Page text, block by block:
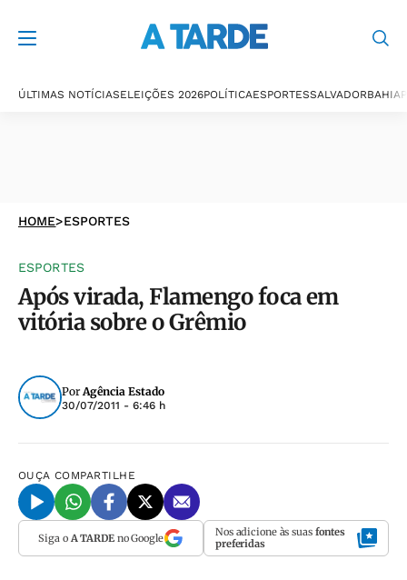
ÚLTIMAS NOTÍCIASELEIÇÕES 2026POLÍTICAESPORTESSALVADORBAHIA
HOME>ESPORTES
ESPORTES
Após virada, Flamengo foca em
vitória sobre o Grêmio
PorAgência Estado
30/07/2011 - 6:46 h
OUÇA COMPARTILHE
Siga o A TARDEno Google Nos adicione às suas fontes
preferidas